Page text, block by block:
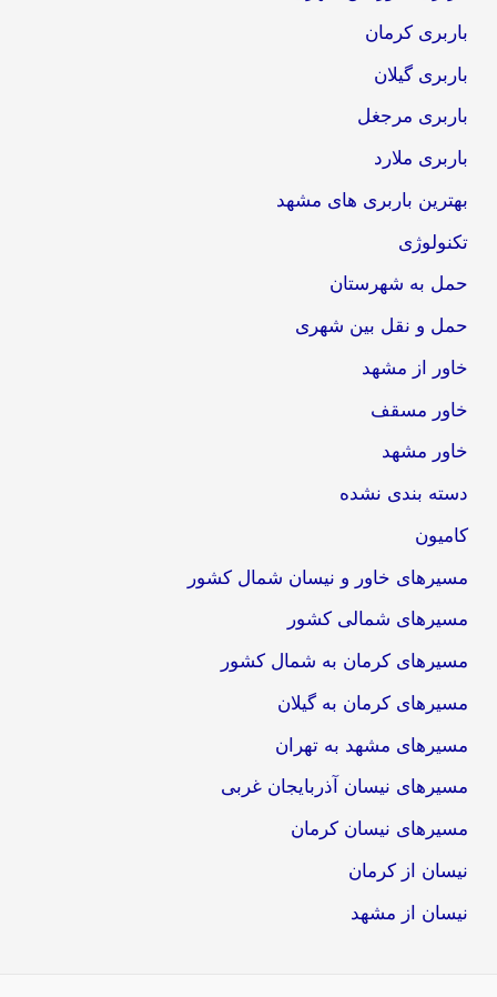
باربری کرمان
باربری گیلان
باربری مرجغل
باربری ملارد
بهترین باربری های مشهد
تکنولوژی
حمل به شهرستان
حمل و نقل بین شهری
خاور از مشهد
خاور مسقف
خاور مشهد
دسته بندی نشده
کامیون
مسیرهای خاور و نیسان شمال کشور
مسیرهای شمالی کشور
مسیرهای کرمان به شمال کشور
مسیرهای کرمان به گیلان
مسیرهای مشهد به تهران
مسیرهای نیسان آذربایجان غربی
مسیرهای نیسان کرمان
نیسان از کرمان
نیسان از مشهد